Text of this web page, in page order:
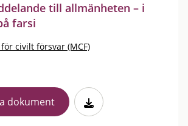
till allmänheten – i
farsi
civilt försvar (MCF)
dokument